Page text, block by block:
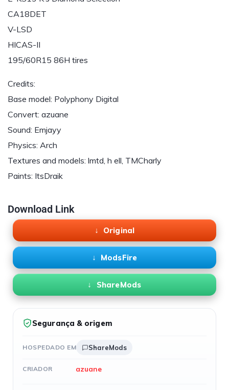
CA18DET
V-LSD
HICAS-II
195/60R15 86H tires
Credits:
Base model: Polyphony Digital
Convert: azuane
Sound: Emjayy
Physics: Arch
Textures and models: lmtd, h ell, TMCharly
Paints: ItsDraik
Download Link
Original
ModsFire
ShareMods
Segurança & origem
HOSPEDADO EM ShareMods
CRIADOR azuane